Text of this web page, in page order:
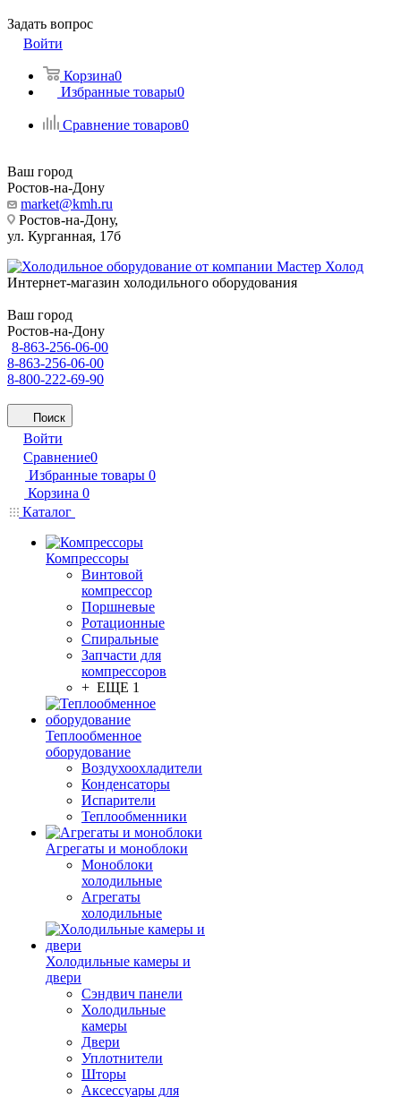
Задать вопрос
Войти
Корзина0
Избранные товары0
Сравнение товаров0
Ваш город
Ростов-на-Дону
market@kmh.ru
Ростов-на-Дону,
ул. Курганная, 17б
Интернет-магазин холодильного оборудования
Ваш город
Ростов-на-Дону
8-863-256-06-00
8-863-256-06-00
8-800-222-69-90
Поиск
Войти
Сравнение0
Избранные товары 0
Корзина 0
Каталог
Компрессоры
Винтовой
компрессор
Поршневые
Ротационные
Спиральные
Запчасти для
компрессоров
+ ЕЩЕ 1
Теплообменное
оборудование
Воздухоохладители
Конденсаторы
Испарители
Теплообменники
Агрегаты и моноблоки
Моноблоки
холодильные
Агрегаты
холодильные
Холодильные камеры и
двери
Сэндвич панели
Холодильные
камеры
Двери
Уплотнители
Шторы
Аксессуары для